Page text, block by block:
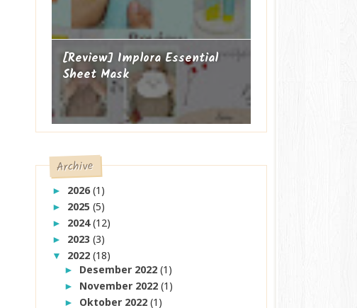
[Review] Implora Essential
Sheet Mask
Archive
► 2026(1)
► 2025(5)
► 2024(12)
► 2023(3)
▼ 2022(18)
► Desember 2022(1)
► November 2022(1)
► Oktober 2022(1)